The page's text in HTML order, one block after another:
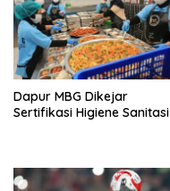
Dapur MBG Dikejar
Sertifikasi Higiene Sanitasi